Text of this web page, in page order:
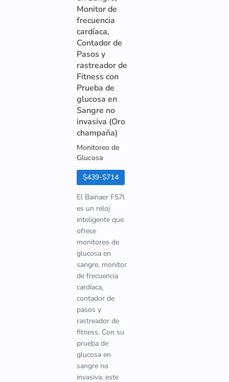
Monitor de
frecuencia
cardíaca,
Contador de
Pasos y
rastreador de
Fitness con
Prueba de
glucosa en
Sangre no
invasiva (Oro
champaña)
Monitoreo de
Glucosa
$439-$714
El Bainaer F57l
es un reloj
inteligente que
ofrece
monitoreo de
glucosa en
sangre, monitor
de frecuencia
cardíaca,
contador de
pasos y
rastreador de
fitness. Con su
prueba de
glucosa en
sangre no
invasiva, este